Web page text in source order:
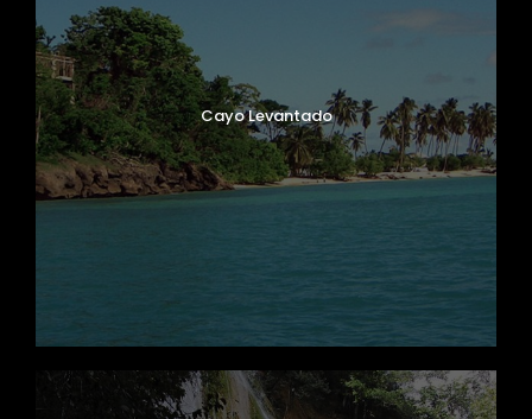
Cayo Levantado